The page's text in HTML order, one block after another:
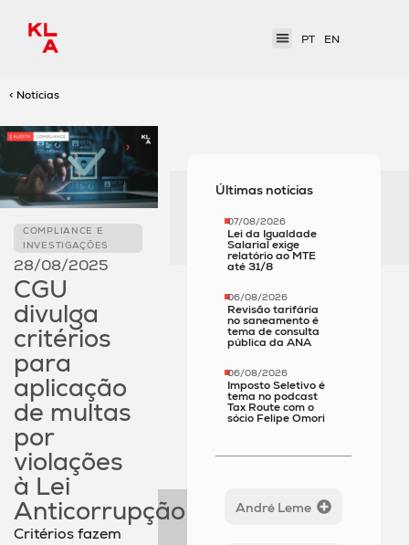
PT EN
< Notícias
COMPLIANCE E
INVESTIGAÇÕES
28/08/2025
CGU
divulga
critérios
para
aplicação
de multas
por
violações
à Lei
Anticorrupção
Critérios fazem
Últimas notícias
07/08/2026
Lei da Igualdade
Salarial exige
relatório ao MTE
até 31/8
06/08/2026
Revisão tarifária
no saneamento é
tema de consulta
pública da ANA
06/08/2026
Imposto Seletivo é
tema no podcast
Tax Route com o
sócio Felipe Omori
André Leme